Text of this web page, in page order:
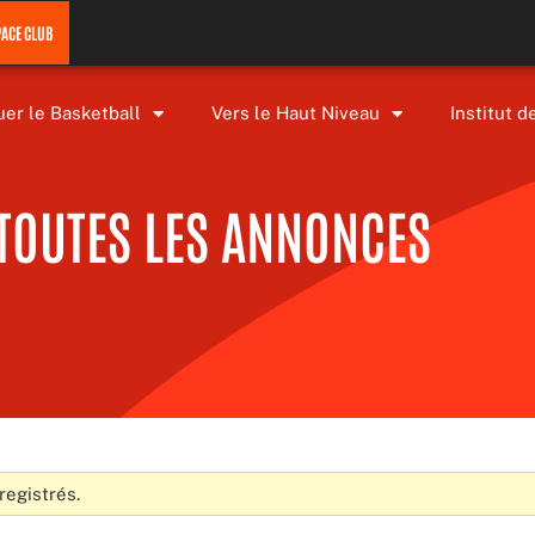
CLUB
le Basketball Vers le Haut Niveau Institut
LES ANNONCES